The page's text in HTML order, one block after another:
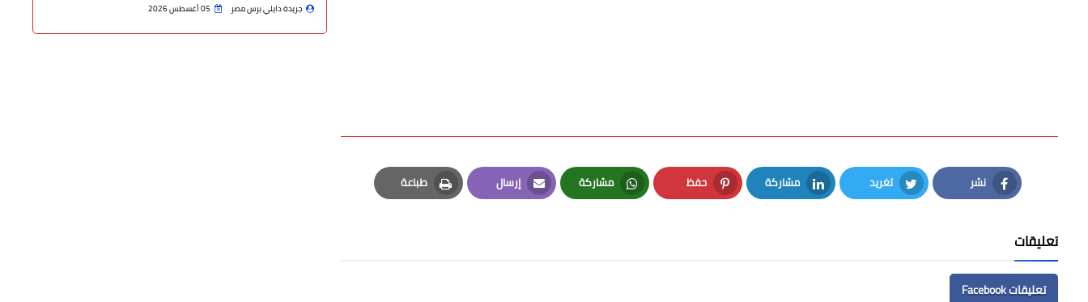
نشر
Facebook
تغريد
Twitter
مشاركة
LinkedIn
حفظ
Pinterest
مشاركة
Whatsapp
إرسال
Email
طباعة
Print
تعليقات
تعليقات Facebook
جريدة دايلي برس مصر 05 أغسطس 2026